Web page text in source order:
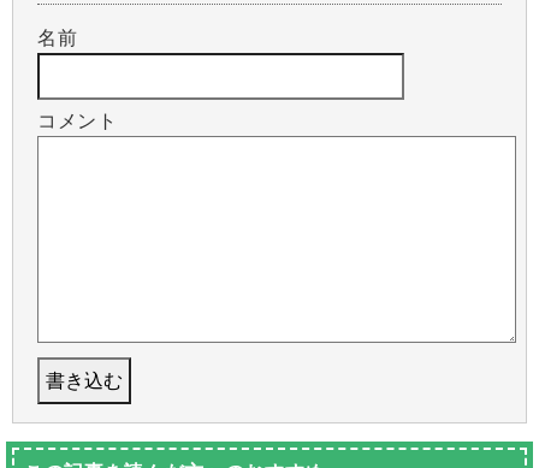
名前
コメント